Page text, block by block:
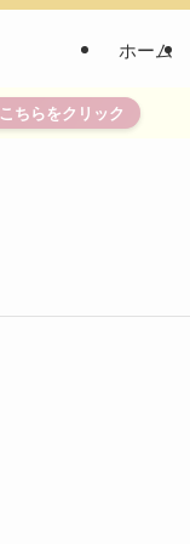
ホーム
こちらをクリック